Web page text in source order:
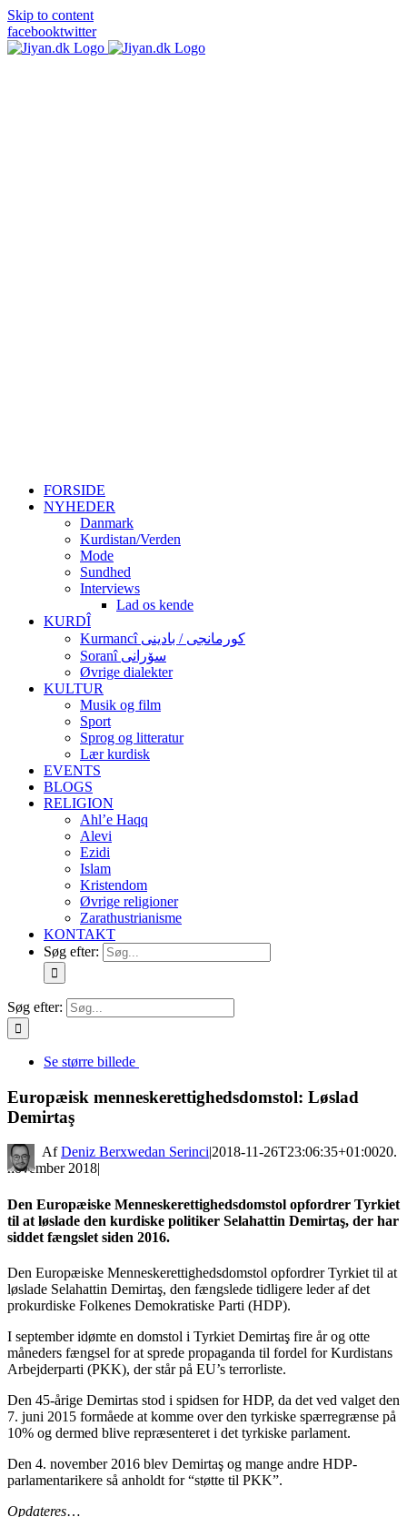
Skip to content
facebooktwitter
FORSIDE
NYHEDER
Danmark
Kurdistan/Verden
Mode
Sundhed
Interviews
Lad os kende
KURDÎ
Kurmancî کورمانجی / بادینی
Soranî سۆرانی
Øvrige dialekter
KULTUR
Musik og film
Sport
Sprog og litteratur
Lær kurdisk
EVENTS
BLOGS
RELIGION
Ahl’e Haqq
Alevi
Ezidi
Islam
Kristendom
Øvrige religioner
Zarathustrianisme
KONTAKT
Søg efter:
Søg efter:
Se større billede
Europæisk menneskerettighedsdomstol: Løslad
Demirtaş
By Deniz Berxwedan Serinci|2018-11-26T23:06:35+01:0020.
november 2018|
Den Europæiske Menneskerettighedsdomstol opfordrer Tyrkiet
til at løslade den kurdiske politiker Selahattin Demirtaş, der har
siddet fængslet siden 2016.
Den Europæiske Menneskerettighedsdomstol opfordrer Tyrkiet til at
løslade Selahattin Demirtaş, den fængslede tidligere leder af det
prokurdiske Folkenes Demokratiske Parti (HDP).
I september idømte en domstol i Tyrkiet Demirtaş fire år og otte
måneders fængsel for at sprede propaganda til fordel for Kurdistans
Arbejderparti (PKK), der står på EU’s terrorliste.
Den 45-årige Demirtas stod i spidsen for HDP, da det ved valget den
7. juni 2015 formåede at komme over den tyrkiske spærregrænse på
10% og dermed blive repræsenteret i det tyrkiske parlament.
Den 4. november 2016 blev Demirtaş og mange andre HDP-
parlamentarikere så anholdt for “støtte til PKK”.
Opdateres…